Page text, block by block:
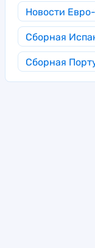
Новости
Сборная
Сборная